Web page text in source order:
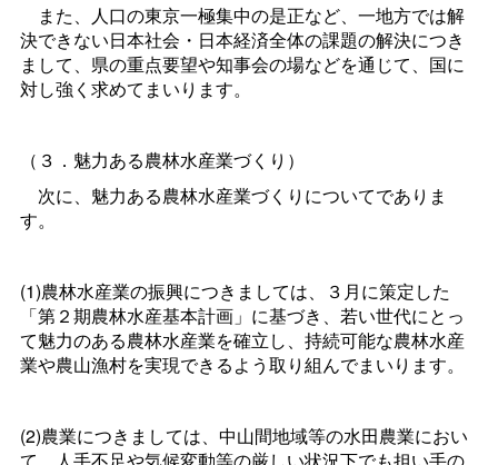
また、人口の東京一極集中の是正など、一地方では解
決できない日本社会・日本経済全体の課題の解決につき
まして、県の重点要望や知事会の場などを通じて、国に
対し強く求めてまいります。
（３．魅力ある農林水産業づくり）
次に、魅力ある農林水産業づくりについてでありま
す。
(1)農林水産業の振興につきましては、３月に策定した
「第２期農林水産基本計画」に基づき、若い世代にとっ
て魅力のある農林水産業を確立し、持続可能な農林水産
業や農山漁村を実現できるよう取り組んでまいります。
(2)農業につきましては、中山間地域等の水田農業におい
て、人手不足や気候変動等の厳しい状況下でも担い手の